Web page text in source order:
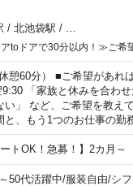
/ 北池袋駅 /
toドアで30分以内！≫ご希
憩60分） ■ご希望があれ
「家族と休みを合わ
い」 など、ご希望を教え
と、もう1つのお仕事の勤
ートOK！急募！】2カ月
50代活躍中/服装自由/シ